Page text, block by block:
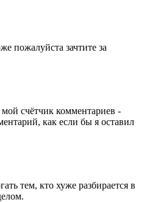
пожалуйста зачтите за
счётчик комментариев -
как если бы я оставил
тем, кто хуже разбирается в